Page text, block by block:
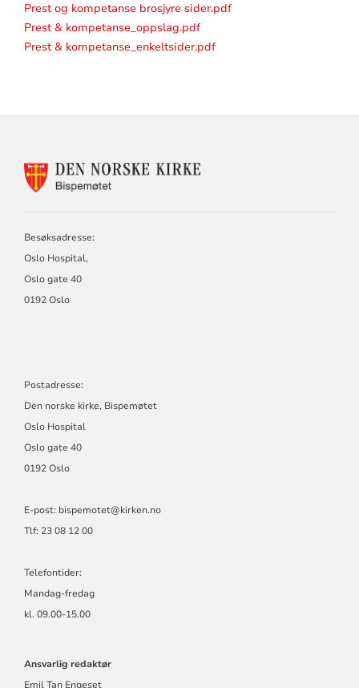
Prest og kompetanse brosjyre sider.pdf
Prest & kompetanse_oppslag.pdf
Prest & kompetanse_enkeltsider.pdf
KONTAKTINFORMASJON
Besøksadresse:
Oslo Hospital,
Oslo gate 40
0192 Oslo
Postadresse:
Den norske kirke, Bispemøtet
Oslo Hospital
Oslo gate 40
0192 Oslo
E-post: bispemotet@kirken.no
Tlf: 23 08 12 00
Telefontider:
Mandag-fredag
kl. 09.00-15.00
Ansvarlig redaktør
Emil Tan Engeset